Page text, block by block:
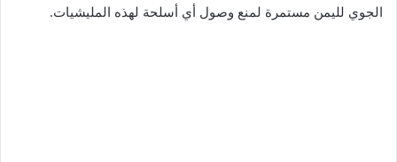
الجوي لليمن مستمرة لمنع وصول أي أسلحة لهذه المليشيات.